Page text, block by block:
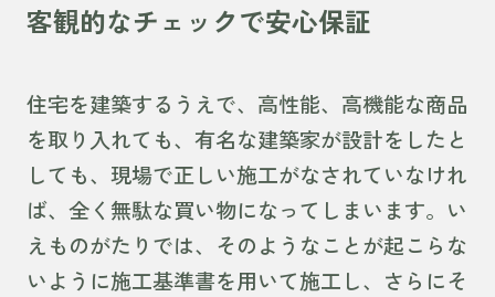
客観的なチェックで安心保証
住宅を建築するうえで、高性能、高機能な商品
を取り入れても、有名な建築家が設計をしたと
しても、現場で正しい施工がなされていなけれ
ば、全く無駄な買い物になってしまいます。い
えものがたりでは、そのようなことが起こらな
いように施工基準書を用いて施工し、さらにそ